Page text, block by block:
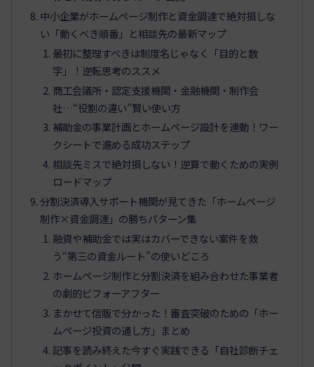
中小企業がホームページ制作と資金調達で絶対損しな
い「動くべき順番」と相談先の最新マップ
最初に整理すべきは制度名じゃなく「目的と数
字」！逆転思考のススメ
商工会議所・認定支援機関・金融機関・制作会
社…“役割の違い”賢い使い方
補助金の事業計画とホームページ設計を連動！ワー
クシートで進める成功ステップ
相談先ミスで絶対損しない！逆算で動くための実例
ロードマップ
分割決済導入サポート機関が見てきた「ホームページ
制作×資金調達」の勝ちパターン集
融資や補助金では実はカバーできない案件を救
う“第三の資金ルート”の使いどころ
ホームページ制作と分割決済を組み合わせた事業者
の劇的ビフォーアフター
まかせて信販で分かった！審査突破のための「ホー
ムページ投資の通し方」まとめ
記事を読み終えた今すぐ実践できる「自社診断チェ